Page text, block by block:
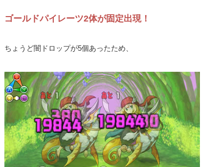
ゴールドパイレーツ2体が固定出現！
ちょうど闇ドロップが5個あったため、